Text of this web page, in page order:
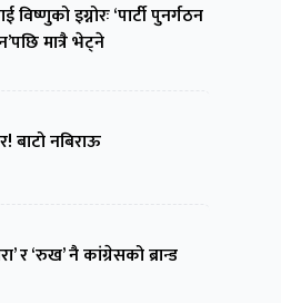
इग्नोरः ‘पार्टी पुनर्गठन
मात्रै भेट्ने
बाटो नबिराऊ
र ‘रुख’ नै कांग्रेसको ब्रान्ड